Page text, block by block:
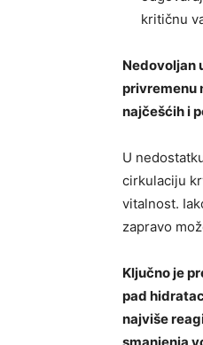
kritičnu
Nedovoljan
privremenu
najčešćih i
U
cirkulaciju
vitalnost.
zapravo
Ključno je
pad
najviše